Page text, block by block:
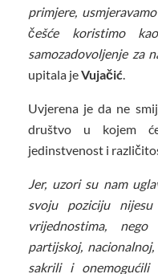
primjere,
češće koristimo
samozadovoljenje za
upitala jeVujačić.
Uvjerena je da ne
društvo u kojem
jedinstvenost i
Jer, uzori su nam
svoju poziciju
vrijednostima,
partijskoj,
sakrili i onemogućili